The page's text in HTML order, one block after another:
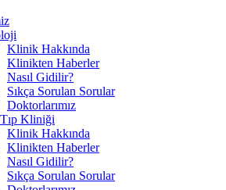
Klinik Hakkında
Klinikten Haberler
Nasıl Gidilir?
Sıkça Sorulan Sorular
Doktorlarımız
Kliniği
Klinik Hakkında
Klinikten Haberler
Nasıl Gidilir?
Sıkça Sorulan Sorular